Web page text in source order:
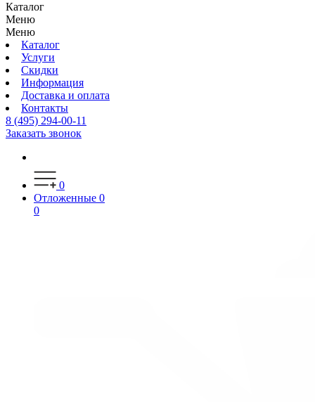
Каталог
Меню
Меню
Каталог
Услуги
Скидки
Информация
Доставка и оплата
Контакты
8 (495) 294-00-11
Заказать звонок
0
Отложенные 0
0